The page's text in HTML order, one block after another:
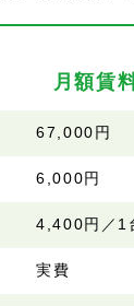
月額賃
67,000円
6,000円
4,400円／1
実費